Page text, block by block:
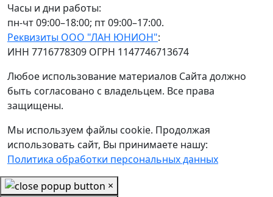
Часы и дни работы:
пн-чт 09:00–18:00; пт 09:00–17:00.
Реквизиты ООО "ЛАН ЮНИОН":
ИНН 7716778309 ОГРН 1147746713674
Любое использование материалов Сайта должно
быть согласовано с владельцем. Все права
защищены.
Мы используем файлы cookie. Продолжая
использовать сайт, Вы принимаете нашу:
Политика обработки персональных данных
×